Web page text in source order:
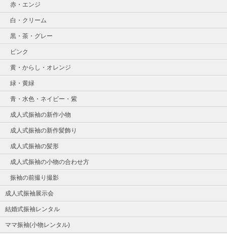
赤・エンジ
白・クリーム
黒・茶・グレー
ピンク
黄・からし・オレンジ
緑・黄緑
青・水色・ネイビー・紫
成人式振袖の新作小物
成人式振袖の新作髪飾り
成人式振袖の髪形
成人式振袖の小物の合わせ方
振袖の前撮り撮影
成人式振袖展示会
結婚式振袖レンタル
ママ振袖(小物レンタル)